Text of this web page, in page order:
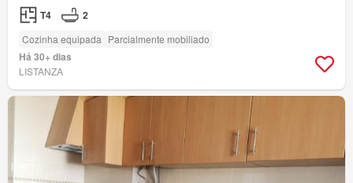
T4 2
Cozinha equipada Parcialmente mobiliado
Há 30+ dias
LISTANZA